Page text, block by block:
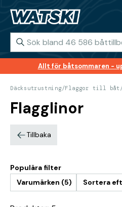
Allt för båtsommaren -
Däcksutrustning/Flaggor till båt
Flagglinor
Tillbaka
Populära filter
Varumärken (5)
Sortera